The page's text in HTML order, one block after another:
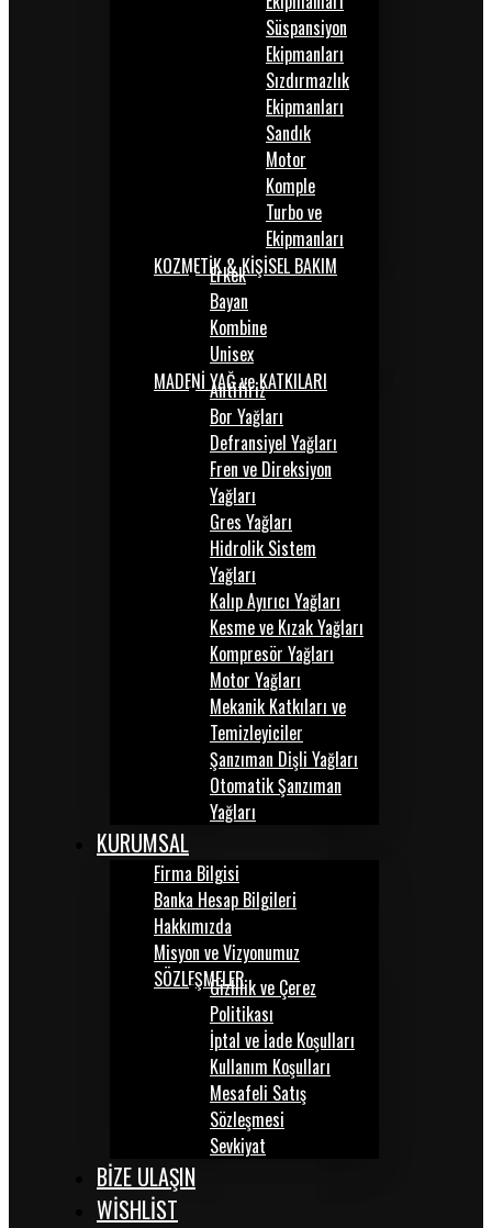
Süspansiyon
Ekipmanları
Sızdırmazlık
Ekipmanları
Sandık
Motor
Komple
Turbo ve
Ekipmanları
KOZMETİK & KİŞİSEL BAKIM
Erkek
Bayan
Kombine
Unisex
MADENİ YAĞ ve KATKILARI
Antifiriz
Bor Yağları
Defransiyel Yağları
Fren ve Direksiyon
Yağları
Gres Yağları
Hidrolik Sistem
Yağları
Kalıp Ayırıcı Yağları
Kesme ve Kızak Yağları
Kompresör Yağları
Motor Yağları
Mekanik Katkıları ve
Temizleyiciler
Şanzıman Dişli Yağları
Otomatik Şanzıman
Yağları
KURUMSAL
Firma Bilgisi
Banka Hesap Bilgileri
Hakkımızda
Misyon ve Vizyonumuz
SÖZLEŞMELERGizlilik ve Çerez
Politikası
İptal ve İade Koşulları
Kullanım Koşulları
Mesafeli Satış
Sözleşmesi
Sevkiyat
BİZE ULAŞIN
WISHLIST